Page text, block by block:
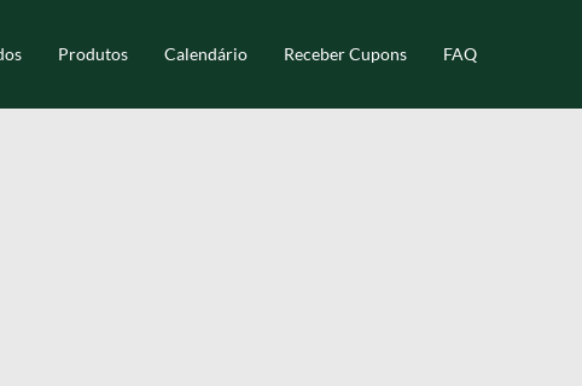
Produtos Calendário Receber Cupons FAQ